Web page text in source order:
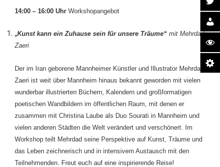
14:00 – 16:00 Uhr Workshopangebot
„Kunst kann ein Zuhause sein für unsere Träume“ mit Mehrdad
Zaeri
Der im Iran geborene Mannheimer Künstler und Illustrator Mehrdad
Zaeri ist weit über Mannheim hinaus bekannt geworden mit vielen
wunderbar illustrierten Büchern, Kalendern und großformatigen
poetischen Wandbildern im öffentlichen Raum, mit denen er
zusammen mit Christina Laube als Duo Sourati in Mannheim und
vielen anderen Städten die Welt verändert und verschönert. Im
Workshop teilt Mehrdad seine Perspektive auf Kunst, Träume und
das Leben zeichnerisch und in intensivem Austausch mit den
Teilnehmenden. Freut euch auf eine inspirierende Reise!